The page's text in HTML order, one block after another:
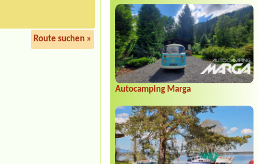
Autocamping Marga
Route suchen »